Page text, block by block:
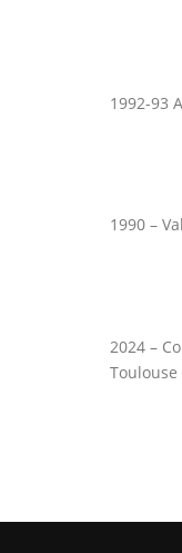
1992-93
1990 –
2024 –
Toulouse